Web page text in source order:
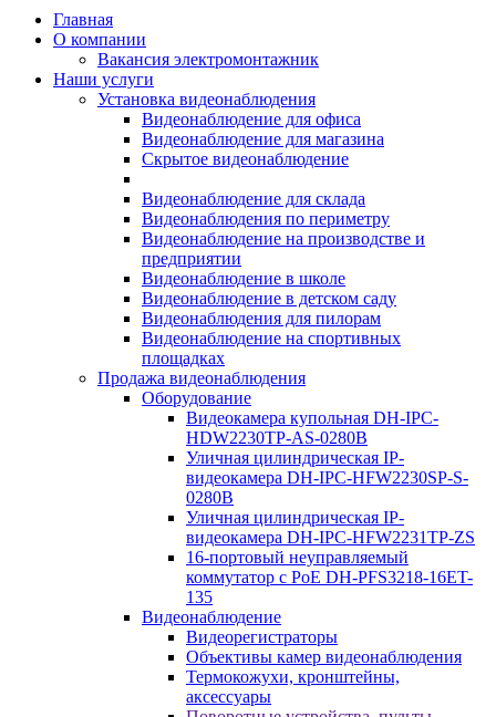
Главная
О компании
Вакансия электромонтажник
Наши услуги
Установка видеонаблюдения
Видеонаблюдение для офиса
Видеонаблюдение для магазина
Скрытое видеонаблюдение
Видеонаблюдение для склада
Видеонаблюдения по периметру
Видеонаблюдение на производстве и
предприятии
Видеонаблюдение в школе
Видеонаблюдение в детском саду
Видеонаблюдения для пилорам
Видеонаблюдение на спортивных
площадках
Продажа видеонаблюдения
Оборудование
Видеокамера купольная DH-IPC-
HDW2230TP-AS-0280B
Уличная цилиндрическая IP-
видеокамера DH-IPC-HFW2230SP-S-
0280B
Уличная цилиндрическая IP-
видеокамера DH-IPC-HFW2231TP-ZS
16-портовый неуправляемый
коммутатор с РоЕ DH-PFS3218-16ET-
135
Видеонаблюдение
Видеорегистраторы
Объективы камер видеонаблюдения
Термокожухи, кронштейны,
аксессуары